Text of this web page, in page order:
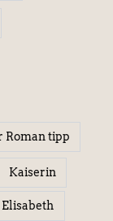
Roman tipp
Kaiserin